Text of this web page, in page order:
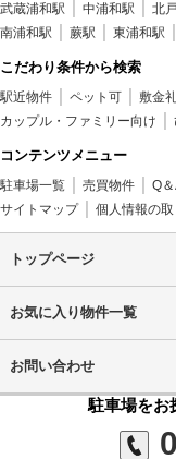
武蔵浦和駅 中浦和駅 北
南浦和駅
蕨駅 東浦和駅
こだわり条件から検索
駅近物件 ペット可 敷金
カップル・ファミリー向け
コンテンツメニュー
駐車場一覧 売買物件 Q
サイトマップ
個人情報の
トップページ
お気に入り物件一覧
お問い合わせ
駐車場をお